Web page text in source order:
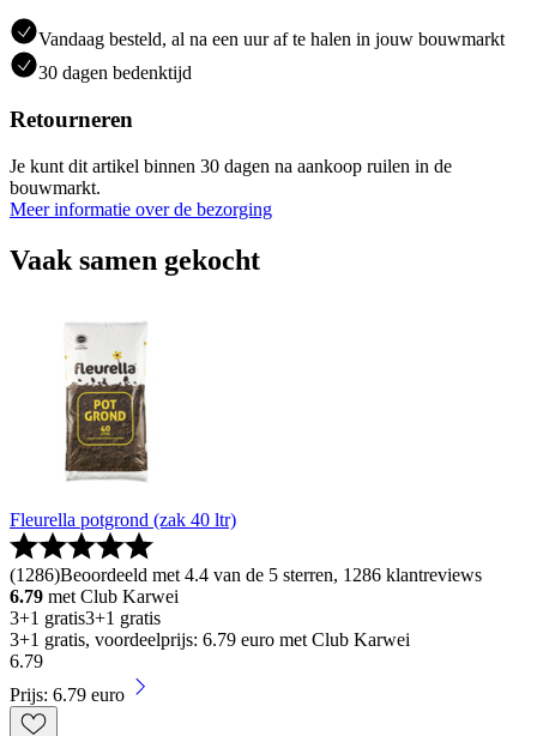
Vandaag besteld, al na een uur af te halen in jouw bouwmarkt
30 dagen bedenktijd
Retourneren
Je kunt dit artikel binnen 30 dagen na aankoop ruilen in de
bouwmarkt.
Meer informatie over de bezorging
Vaak samen gekocht
Fleurella potgrond (zak 40 ltr)
(1286)Beoordeeld met 4.4 van de 5 sterren, 1286 klantreviews
6.79 met Club Karwei
3+1 gratis3+1 gratis
3+1 gratis, voordeelprijs: 6.79 euro met Club Karwei
6.79
Prijs: 6.79 euro